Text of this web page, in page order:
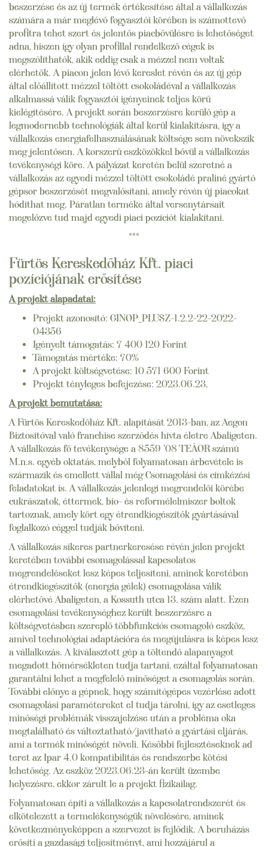
beszerzése és az új termék értékesítése által a vállalkozás
számára a már meglévő fogyasztói körében is számottevő
profitra tehet szert és jelentős piacbővülésre is lehetőséget
adna, hiszen így olyan profillal rendelkező cégek is
megszólíthatók, akik eddig csak a mézzel nem voltak
elérhetők. A piacon jelen lévő kereslet révén és az új gép
által előállított mézzel töltött csokoládéval a vállalkozás
alkalmassá válik fogyasztói igényeinek teljes körű
kielégítésére. A projekt során beszerzésre kerülő gép a
legmodernebb technológiák által kerül kialakításra, így a
vállalkozás energiafelhasználásának költsége sem növekszik
meg jelentősen. A korszerű eszközökkel bővül a vállalkozás
tevékenységi köre. A pályázat keretén belül szeretné a
vállalkozás az egyedi mézzel töltött csokoládé praliné gyártó
gépsor beszerzését megvalósítani, amely révén új piacokat
hódíthat meg. Páratlan terméke által versenytársait
megelőzve tud majd egyedi piaci pozíciót kialakítani.
***
Fürtös Kereskedőház Kft. piaci
pozíciójának erősítése
A projekt alapadatai:
Projekt azonosító: GINOP_PLUSZ-1.2.2-22-2022-
04356
Igényelt támogatás: 7 400 120 Forint
Támogatás mértéke: 70%
A projekt költségvetése: 10 571 600 Forint
Projekt tényleges befejezése: 2023.06.23.
A projekt bemutatása:
A Fürtös Kereskedőház Kft. alapítását 2013-ban, az Aegon
Biztosítóval való franchise szerződés hívta életre Abaligeten.
A vállalkozás fő tevékenysége a 8559 '08 TEÁOR számú
M.n.s. egyéb oktatás, melyből folyamatosan árbevétele is
származik és emellett vállal még Csomagolási és címkézési
feladatokat is. A vállalkozás jelenlegi megrendelői körébe
cukrászatok, éttermek, bio- és reformélelmiszer boltok
tartoznak, amely kört egy étrendkiegészítők gyártásával
foglalkozó céggel tudják bővíteni.
A vállalkozás sikeres partnerkeresése révén jelen projekt
keretében további csomagolással kapcsolatos
megrendeléseket lesz képes teljesíteni, aminek keretében
étrendkiegészítők (energia gélek) csomagolása válik
elérhetővé Abaligeten, a Kossuth utca 13. szám alatt. Ezen
csomagolási tevékenységhez került beszerzésre a
költségvetésben szereplő többfunkciós csomagoló eszköz,
amivel technológiai adaptációra és megújulásra is képes lesz
a vállalkozás. A kiválasztott gép a töltendő alapanyagot
megadott hőmérsékleten tudja tartani, ezáltal folyamatosan
garantálni lehet a megfelelő minőséget a csomagolás során.
További előnye a gépnek, hogy számítógépes vezérlése adott
csomagolási paramétereket el tudja tárolni, így az esetleges
minőségi problémák visszajelzése után a probléma oka
megtalálható és változtatható/javítható a gyártási eljárás,
ami a termék minőségét növeli. Későbbi fejlesztéseknek ad
teret az Ipar 4.0 kompatibilitás és rendszerbe kötési
lehetőség. Az eszköz 2023.06.23-án került üzembe
helyezésre, ekkor zárult le a projekt fizikailag.
Folyamatosan építi a vállalkozás a kapcsolatrendszerét és
elkötelezett a termelékenységük növelésére, aminek
következményeképpen a szervezet is fejlődik. A beruházás
erősíti a gazdasági teljesítményt, ami hozzájárul a